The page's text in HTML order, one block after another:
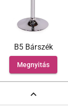
B5 Bárszék
Megnyitás
expand_less